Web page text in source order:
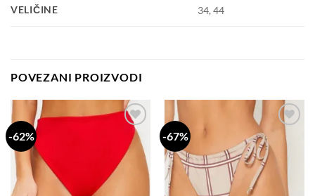
VELIČINE 34, 44
POVEZANI PROIZVODI
-62%
Dodaj
na
listu
-67%
Dodaj
na